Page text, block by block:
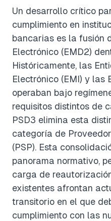
Un desarrollo crítico
cumplimiento en
bancarias es la fusión
Electrónico (EMD2)
Históricamente, las
Electrónico (EMI) y las
operaban bajo
requisitos distintos de
PSD3 elimina esta
categoría de
(PSP). Esta
panorama normativo,
carga de
existentes afrontan
transitorio en el que
cumplimiento con las